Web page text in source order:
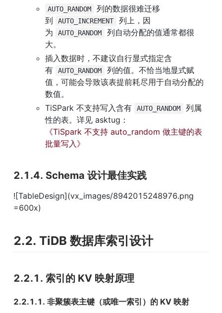
AUTO_RANDOM
列的数据很难迁移
到
AUTO_INCREMENT
列上，因
为
AUTO_RANDOM
列自动分配的值通常都很
大。
插入数据时，不建议自行显式指定含
有
AUTO_RANDOM
列的值。不恰当地显式赋
值，可能会导致该表提前耗尽用于自动分配的
数值。
TiSPark 不支持写入含有
AUTO_RANDOM
列属
性的表。详见 asktug：
《TiSpark 不支持 auto_random 做主键的表
批量写入》
2.1.4. Schema 设计最佳实践
![TableDesign](vx_images/8942015248976.png
=600x)
2.2. TiDB 数据库索引设计
2.2.1. 索引的 KV 映射原理
2.2.1.1. 非聚簇表主键（或唯一索引）的 KV 映射